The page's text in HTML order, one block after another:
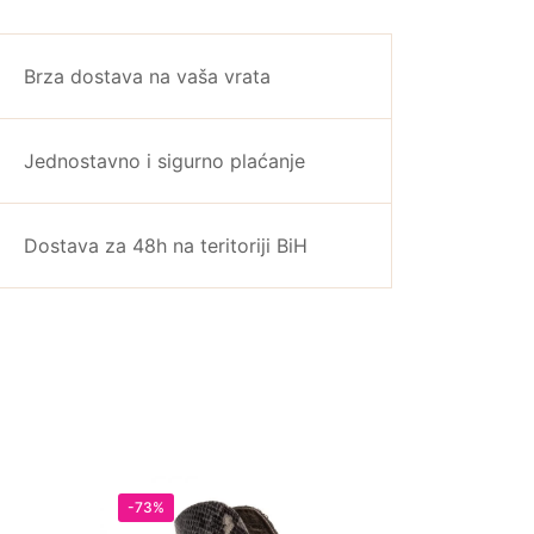
Brza dostava na vaša vrata
Jednostavno i sigurno plaćanje
Dostava za 48h na teritoriji BiH
-73%